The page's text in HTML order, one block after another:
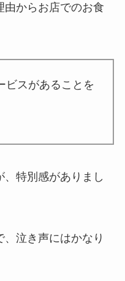
由からお店でのお食
ビスがあることを
特別感がありまし
泣き声にはかなり